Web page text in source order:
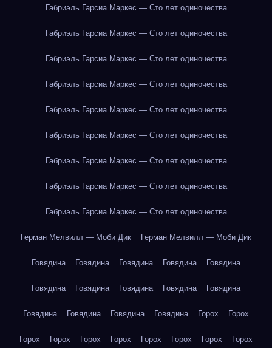
Габриэль Гарсиа Маркес — Сто лет одиночества
Габриэль Гарсиа Маркес — Сто лет одиночества
Габриэль Гарсиа Маркес — Сто лет одиночества
Габриэль Гарсиа Маркес — Сто лет одиночества
Габриэль Гарсиа Маркес — Сто лет одиночества
Габриэль Гарсиа Маркес — Сто лет одиночества
Габриэль Гарсиа Маркес — Сто лет одиночества
Габриэль Гарсиа Маркес — Сто лет одиночества
Габриэль Гарсиа Маркес — Сто лет одиночества
Герман Мелвилл — Моби Дик Герман Мелвилл — Моби Дик
Говядина Говядина Говядина Говядина Говядина
Говядина Говядина Говядина Говядина Говядина
Говядина Говядина Говядина Говядина Горох Горох
Горох Горох Горох Горох Горох Горох Горох Горох